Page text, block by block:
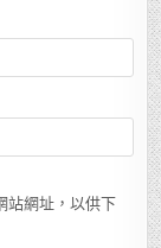
站網址，以供下